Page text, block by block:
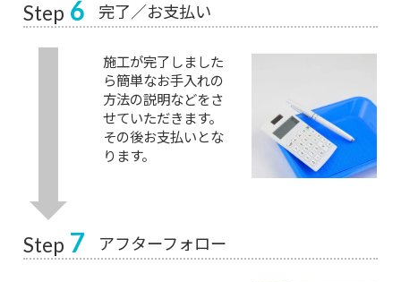
Step 6 完了／お支払い
施工が完了しました
ら簡単なお手入れの
方法の説明などをさ
せていただきます。
その後お支払いとな
ります。
Step 7 アフターフォロー